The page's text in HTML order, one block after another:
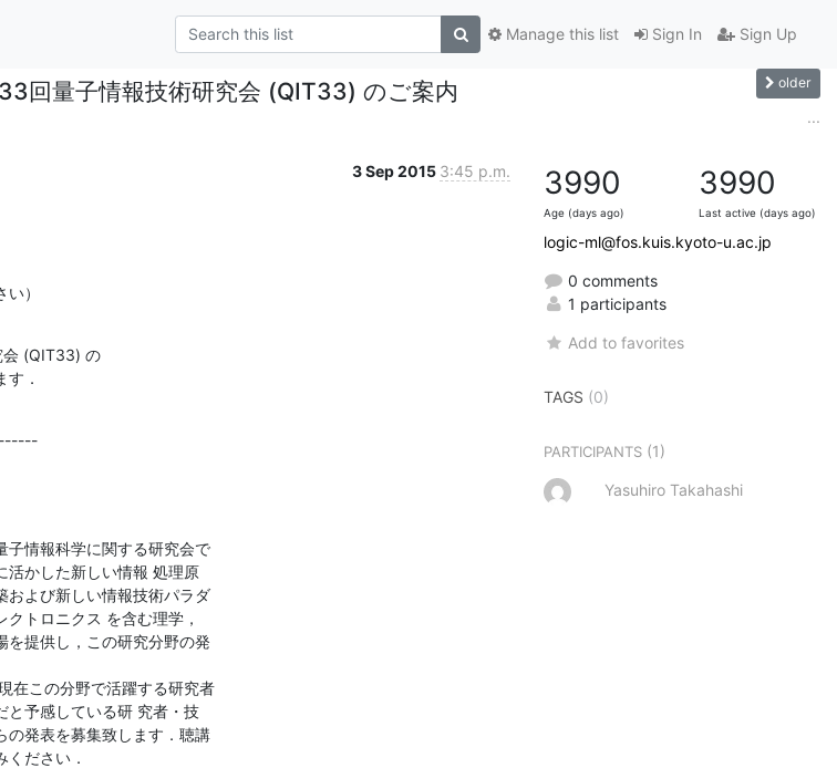
Sign In Sign Up
Manage this list
回量子情報技術研究会 (QIT33) のご案内 older
...
3 Sep 2015 3:45 p.m.
）
会 (QIT33) の
．
情報科学に関する研究会で
活かした新しい情報 処理原
および新しい情報技術パラダ
トロニクス を含む理学，
を提供し，この研究分野の発
在この分野で活躍する研究者
と予感している研 究者・技
の発表を募集致します．聴講
ださい．
3990
Age (days ago)
3990
Last active (days ago)
logic-ml@fos.kuis.kyoto-u.ac.jp
0 comments
1 participants
Add to favorites
TAGS (0)
PARTICIPANTS (1)
Yasuhiro Takahashi